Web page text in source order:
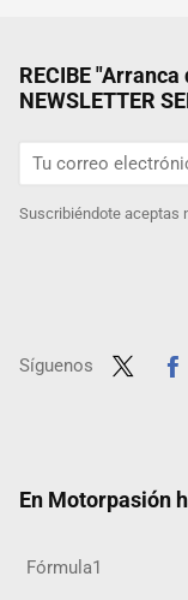
RECIBE
NEWSLETTER
Suscribiéndote aceptas
Síguenos
En Motorpasión
Fórmula1